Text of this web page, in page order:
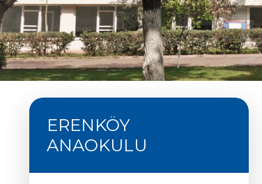
ERENKÖY
ANAOKULU